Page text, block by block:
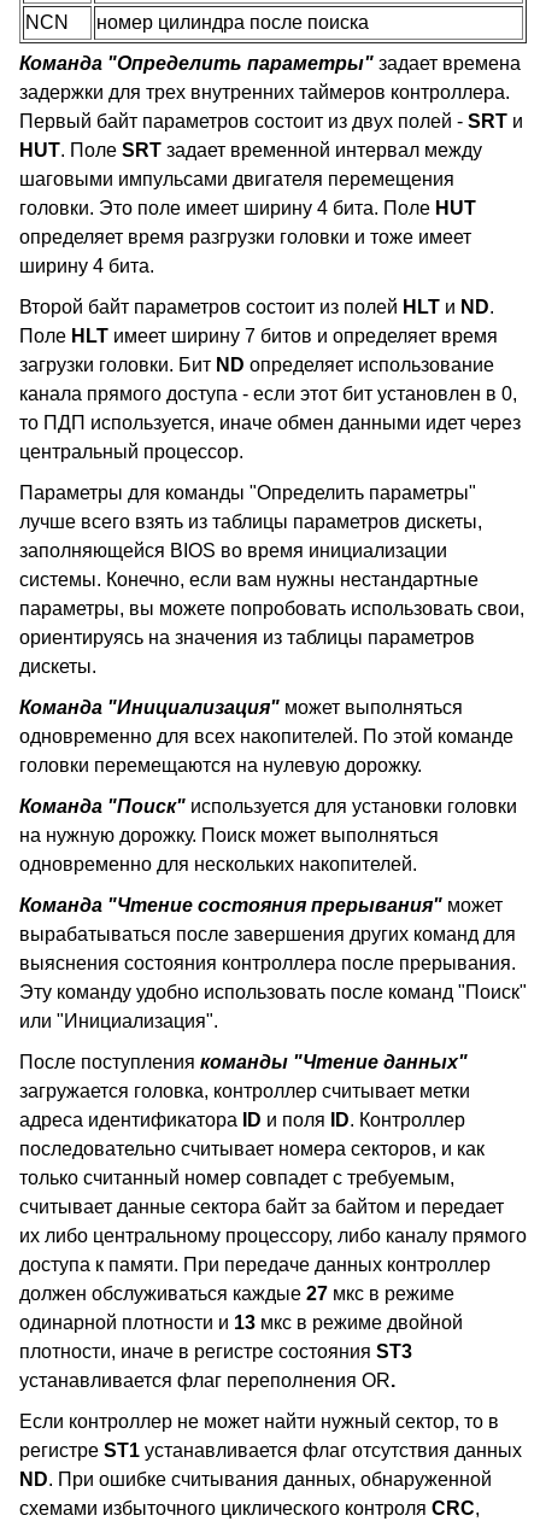
NCN
номер цилиндра после поиска
Команда "Определить параметры" задает времена
задержки для трех внутренних таймеров контроллера.
Первый байт параметров состоит из двух полей - SRT и
HUT. Поле SRT задает временной интервал между
шаговыми импульсами двигателя перемещения
головки. Это поле имеет ширину 4 бита. Поле HUT
определяет время разгрузки головки и тоже имеет
ширину 4 бита.
Второй байт параметров состоит из полей HLT и ND.
Поле HLT имеет ширину 7 битов и определяет время
загрузки головки. Бит ND определяет использование
канала прямого доступа - если этот бит установлен в 0,
то ПДП используется, иначе обмен данными идет через
центральный процессор.
Параметры для команды "Определить параметры"
лучше всего взять из таблицы параметров дискеты,
заполняющейся BIOS во время инициализации
системы. Конечно, если вам нужны нестандартные
параметры, вы можете попробовать использовать свои,
ориентируясь на значения из таблицы параметров
дискеты.
Команда "Инициализация" может выполняться
одновременно для всех накопителей. По этой команде
головки перемещаются на нулевую дорожку.
Команда "Поиск" используется для установки головки
на нужную дорожку. Поиск может выполняться
одновременно для нескольких накопителей.
Команда "Чтение состояния прерывания" может
вырабатываться после завершения других команд для
выяснения состояния контроллера после прерывания.
Эту команду удобно использовать после команд "Поиск"
или "Инициализация".
После поступления команды "Чтение данных"
загружается головка, контроллер считывает метки
адреса идентификатора
ID и поля ID. Контроллер
последовательно считывает номера секторов, и как
только считанный номер совпадет с требуемым,
считывает данные сектора байт за байтом и передает
их либо центральному процессору, либо каналу прямого
доступа к памяти. При передаче данных контроллер
должен обслуживаться каждые 27 мкс в режиме
одинарной плотности и 13 мкс в режиме двойной
плотности, иначе в регистре состояния ST3
устанавливается флаг переполнения OR.
Если контроллер не может найти нужный сектор, то в
регистре ST1 устанавливается флаг отсутствия данных
ND. При ошибке считывания данных, обнаруженной
схемами избыточного циклического контроля CRC,